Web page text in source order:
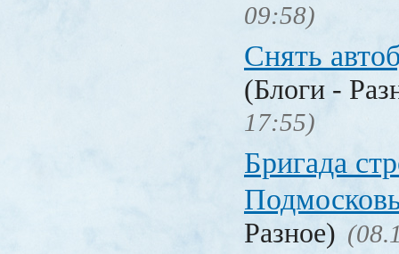
09:58)
Снять
(Блоги -
17:55)
Бригада
Разное)